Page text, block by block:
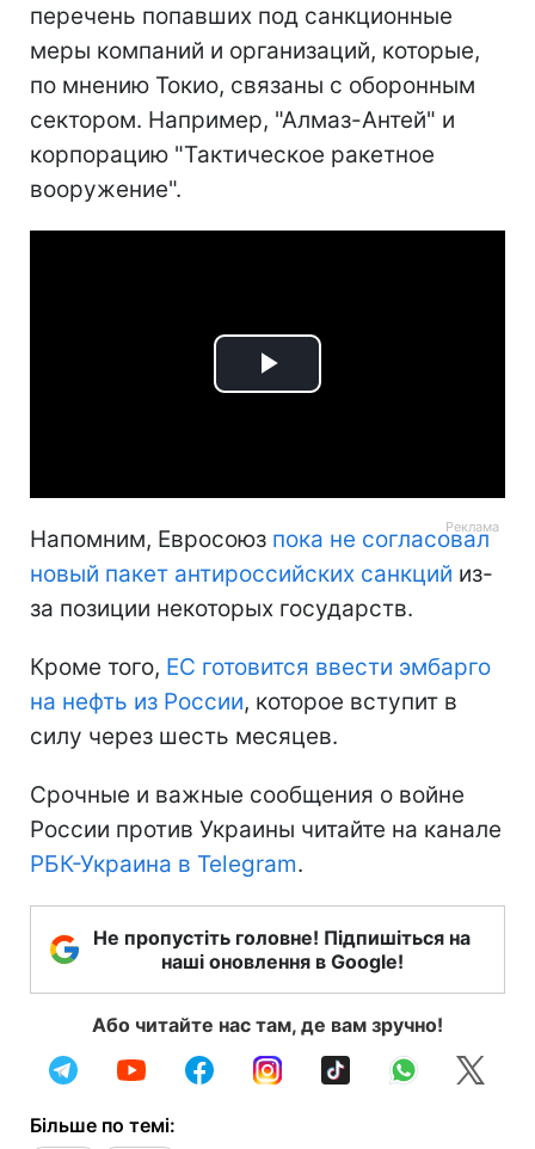
перечень попавших под санкционные
меры компаний и организаций, которые,
по мнению Токио, связаны с оборонным
сектором. Например, "Алмаз-Антей" и
корпорацию "Тактическое ракетное
вооружение".
Play
Напомним, Евросоюз пока не согласовал
новый пакет антироссийских санкций из-
за позиции некоторых государств.
Кроме того, ЕС готовится ввести эмбарго
на нефть из России, которое вступит в
силу через шесть месяцев.
Срочные и важные сообщения о войне
России против Украины читайте на канале
РБК-Украина в Telegram.
Не пропустіть головне! Підпишіться на
наші оновлення в Google!
Або читайте нас там, де вам зручно!
Більше по темі: